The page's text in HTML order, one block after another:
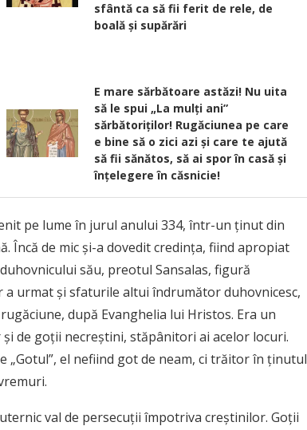
sfântă ca să fii ferit de rele, de
boală și supărări
E mare sărbătoare astăzi! Nu uita
să le spui „La mulți ani”
sărbătoriților! Rugăciunea pe care
e bine să o zici azi și care te ajută
să fii sănătos, să ai spor în casă și
înțelegere în căsnicie!
pe lume în jurul anului 334, într-un ținut din
Încă de mic și-a dovedit credința, fiind apropiat
său, preotul Sansalas, figură
a urmat și sfaturile altui îndrumător duhovnicesc,
după Evanghelia lui Hristos. Era un
de goții necreștini, stăpânitori ai acelor locuri.
el nefiind got de neam, ci trăitor în ținutul
val de persecuții împotriva creștinilor. Goții